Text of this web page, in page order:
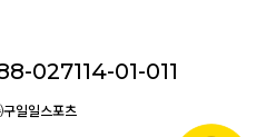
027114-01-011
일일스포츠